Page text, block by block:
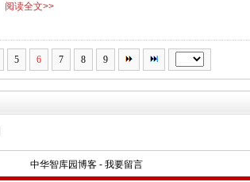
阅读全文>>
5 6 7 8 9
中华智库园博客- 我要留言